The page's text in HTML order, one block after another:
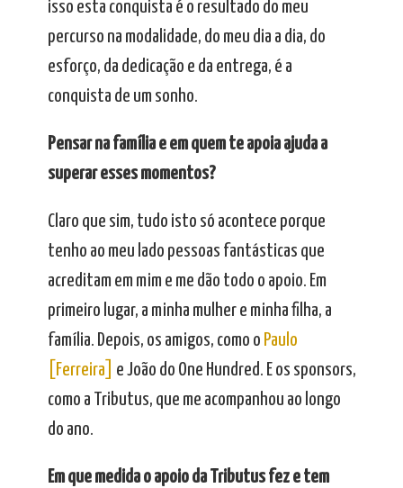
isso esta conquista é o resultado do meu
percurso na modalidade, do meu dia a dia, do
esforço, da dedicação e da entrega, é a
conquista de um sonho.
Pensar na família e em quem te apoia ajuda a
superar esses momentos?
Claro que sim, tudo isto só acontece porque
tenho ao meu lado pessoas fantásticas que
acreditam em mim e me dão todo o apoio. Em
primeiro lugar, a minha mulher e minha filha, a
família. Depois, os amigos, como o Paulo
[Ferreira]
e João do One Hundred. E os sponsors,
como a Tributus, que me acompanhou ao longo
do ano.
Em que medida o apoio da Tributus fez e tem